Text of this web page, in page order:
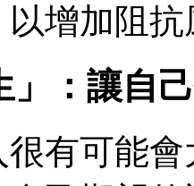
以增加阻
」：讓自
有可能